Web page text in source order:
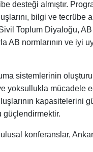
desteği almıştır.
bilgi ve tecrübe
Toplum Diyaloğu,
AB normlarının ve iyi
sistemlerinin
yoksullukla mücadele
kapasitelerini
güçlendirmektir.
konferanslar,